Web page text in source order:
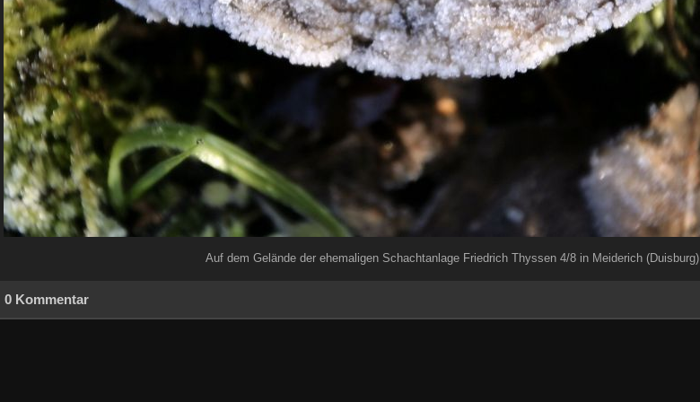
Auf dem Gelände der ehemaligen Schachtanlage Friedrich Thyssen 4/8 in Meiderich (Duisburg)
0 Kommentar